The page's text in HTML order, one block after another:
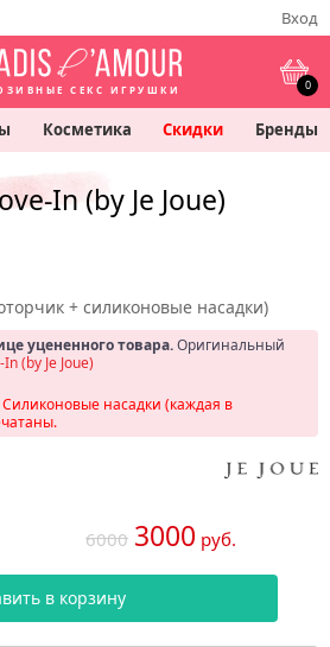
Вход
СЕКС ИГРУШКИ 0
Косметика Скидки Бренды
In (by Je Joue)
+ силиконовые насадки)
уцененного товара.Оригинальный
(by Je Joue)
насадки (каждая в
6000 3000 руб.
в корзину